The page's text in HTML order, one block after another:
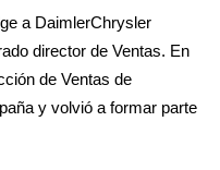
a DaimlerChrysler
director de Ventas. En
de Ventas de
y volvió a formar parte